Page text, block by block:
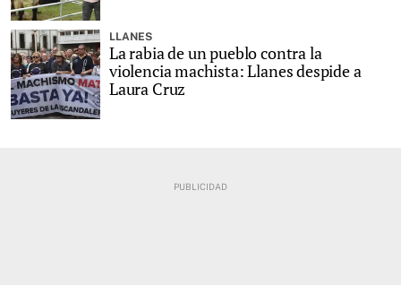
LLANES
La rabia de un pueblo contra la
violencia machista: Llanes despide a
Laura Cruz